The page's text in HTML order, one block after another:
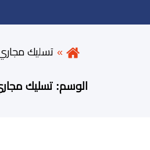
تسليك
الوسم:تسليك